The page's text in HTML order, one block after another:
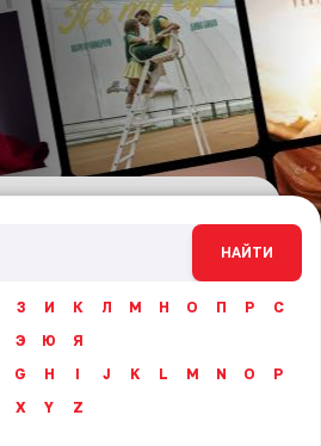
НАЙТИ
З И К Л М Н О П Р
С
Э Ю
Я
G H I J K L M N O
P
X Y Z